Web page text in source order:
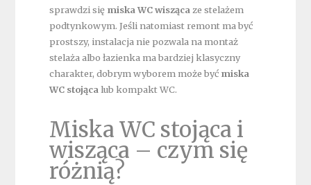
sprawdzi się miska WC wisząca ze stelażem
podtynkowym. Jeśli natomiast remont ma być
prostszy, instalacja nie pozwala na montaż
stelaża albo łazienka ma bardziej klasyczny
charakter, dobrym wyborem może być miska
WC stojąca lub kompakt WC.
Miska WC stojąca i
wisząca – czym się
różnią?